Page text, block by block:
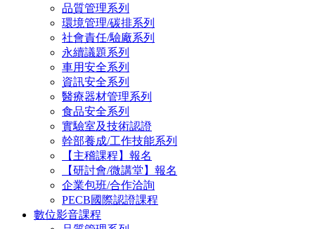
品質管理系列
環境管理/碳排系列
社會責任/驗廠系列
永續議題系列
車用安全系列
資訊安全系列
醫療器材管理系列
食品安全系列
實驗室及技術認證
幹部養成/工作技能系列
【主稽課程】報名
【研討會/微講堂】報名
企業包班/合作洽詢
PECB國際認證課程
數位影音課程